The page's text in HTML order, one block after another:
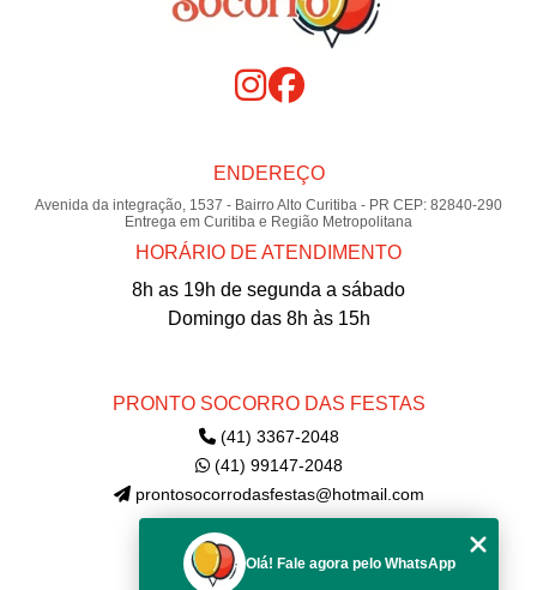
ENDEREÇO
Avenida da integração, 1537 - Bairro Alto Curitiba - PR CEP: 82840-290
Entrega em Curitiba e Região Metropolitana
HORÁRIO DE ATENDIMENTO
8h as 19h de segunda a sábado
Domingo das 8h às 15h
PRONTO SOCORRO DAS FESTAS
(41) 3367-2048
(41) 99147-2048
prontosocorrodasfestas@hotmail.com
MENU
Olá! Fale agora pelo WhatsApp